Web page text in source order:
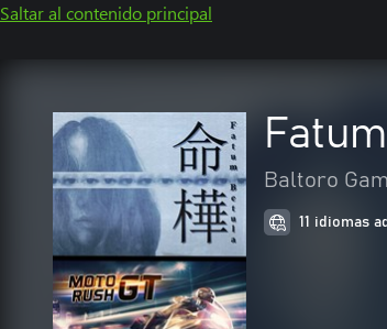
Saltar al contenido principal
Baltoro
11 idiomas